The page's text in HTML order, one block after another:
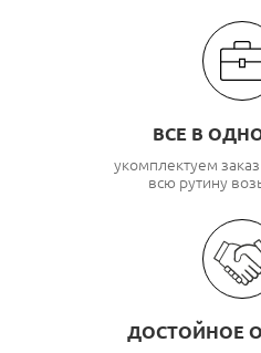
ВСЕ В
укомплектуем
всю рутину
ДОСТОЙНОЕ